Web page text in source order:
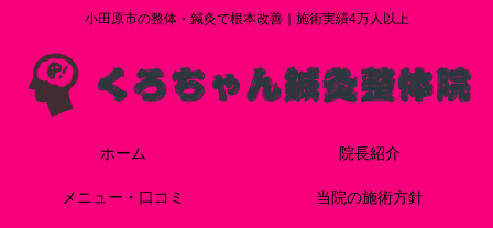
小田原市の整体・鍼灸で根本改善｜施術実績4万人以上
ホーム 院長紹介
メニュー・口コミ 当院の施術方針